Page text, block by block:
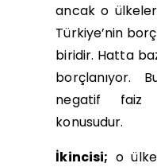
ancak o
Türkiye’nin
biridir. Hatta
borçlanıyor.
negatif faiz
konusudur.
İkincisi; o